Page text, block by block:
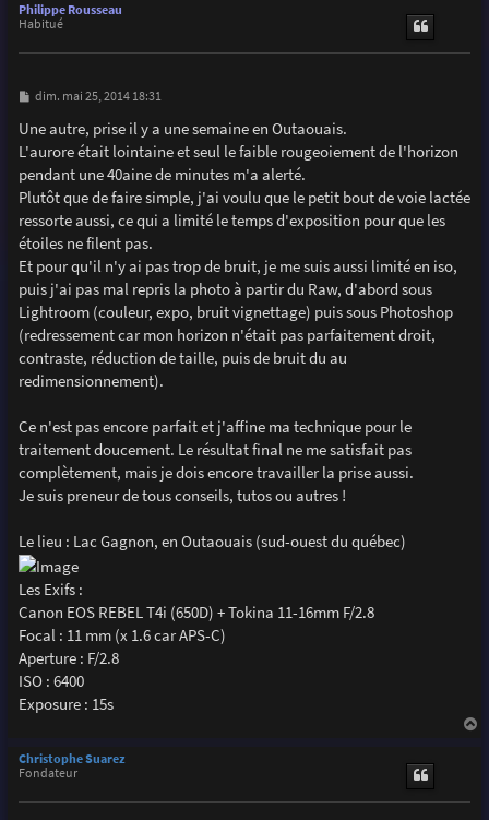
Philippe Rousseau
Habitué
M
s
s
a
e
dim. mai 25, 2014 18:31
Une autre, prise il y a une semaine en Outaouais.
L'aurore était lointaine et seul le faible rougeoiement de l'horizon
pendant une 40aine de minutes m'a alerté.
Plutôt que de faire simple, j'ai voulu que le petit bout de voie lactée
ressorte aussi, ce qui a limité le temps d'exposition pour que les
étoiles ne filent pas.
Et pour qu'il n'y ai pas trop de bruit, je me suis aussi limité en iso,
puis j'ai pas mal repris la photo à partir du Raw, d'abord sous
Lightroom (couleur, expo, bruit vignettage) puis sous Photoshop
(redressement car mon horizon n'était pas parfaitement droit,
contraste, réduction de taille, puis de bruit du au
redimensionnement).
Ce n'est pas encore parfait et j'affine ma technique pour le
traitement doucement. Le résultat final ne me satisfait pas
complètement, mais je dois encore travailler la prise aussi.
Je suis preneur de tous conseils, tutos ou autres !
Le lieu : Lac Gagnon, en Outaouais (sud-ouest du québec)
Les Exifs :
Canon EOS REBEL T4i (650D) + Tokina 11-16mm F/2.8
Focal : 11 mm (x 1.6 car APS-C)
Aperture : F/2.8
ISO : 6400
Exposure : 15s
Christophe Suarez
Fondateur